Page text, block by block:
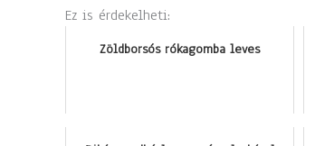
Ez is érdekelheti:
Zöldborsós rókagomba leves